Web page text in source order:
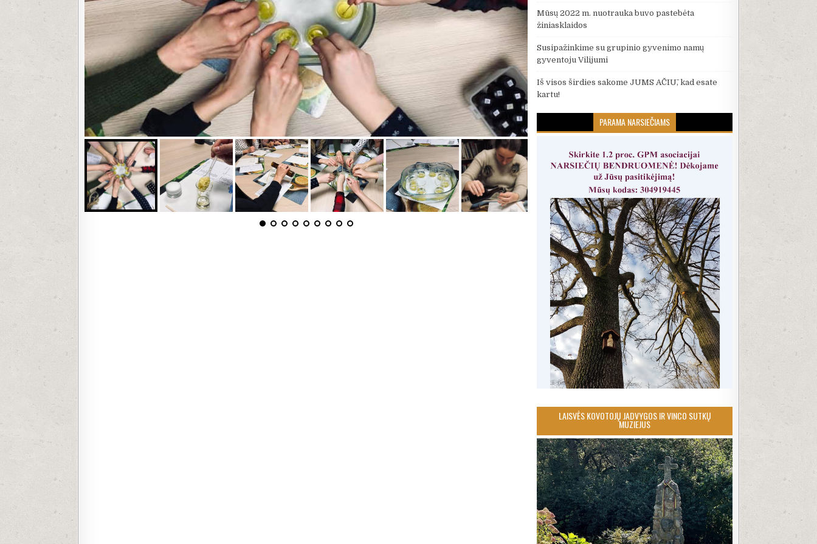
Mūsų 2022 m. nuotrauka buvo pastebėta
žiniasklaidos
Susipažinkime su grupinio gyvenimo namų
gyventoju Vilijumi
Iš visos širdies sakome JUMS AČIŪ, kad esate
kartu!
PARAMA NARSIEČIAMS
LAISVĖS KOVOTOJŲ JADVYGOS IR VINCO SUTKŲ
MUZIEJUS